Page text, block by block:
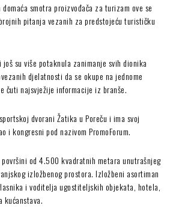
smotra proizvođača za turizam ove se
pitanja vezanih za predstojeću turističku
su više potaknula zanimanje svih dionika
djelatnosti da se okupe na jednome
čuti najsvježije informacije iz branše.
dvorani Žatika u Poreču i ima svoj
i kongresni pod nazivom PromoForum.
površini od 4.500 kvadratnih metara unutrašnjeg
izložbenog prostora. Izložbeni asortiman
i voditelja ugostiteljskih objekata, hotela,
kućanstava.